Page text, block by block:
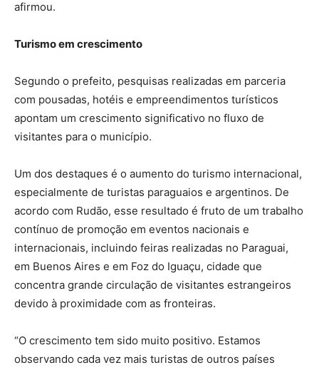
afirmou.
Turismo em crescimento
Segundo o prefeito, pesquisas realizadas em parceria
com pousadas, hotéis e empreendimentos turísticos
apontam um crescimento significativo no fluxo de
visitantes para o município.
Um dos destaques é o aumento do turismo internacional,
especialmente de turistas paraguaios e argentinos. De
acordo com Rudão, esse resultado é fruto de um trabalho
contínuo de promoção em eventos nacionais e
internacionais, incluindo feiras realizadas no Paraguai,
em Buenos Aires e em Foz do Iguaçu, cidade que
concentra grande circulação de visitantes estrangeiros
devido à proximidade com as fronteiras.
“O crescimento tem sido muito positivo. Estamos
observando cada vez mais turistas de outros países